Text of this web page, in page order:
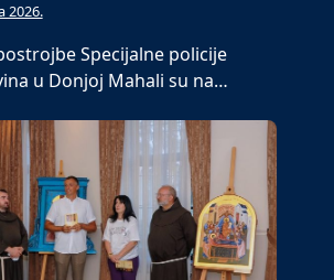
2026.
Specijalne policije
u Donjoj Mahali su na…